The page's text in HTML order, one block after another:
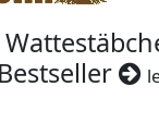
Bestseller